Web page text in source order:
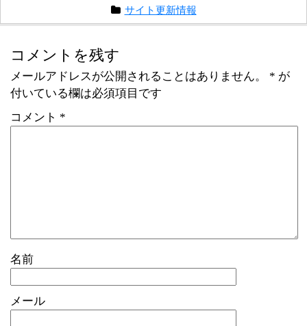
サイト更新情報
コメントを残す
メールアドレスが公開されることはありません。 * が
付いている欄は必須項目です
コメント *
名前
メール